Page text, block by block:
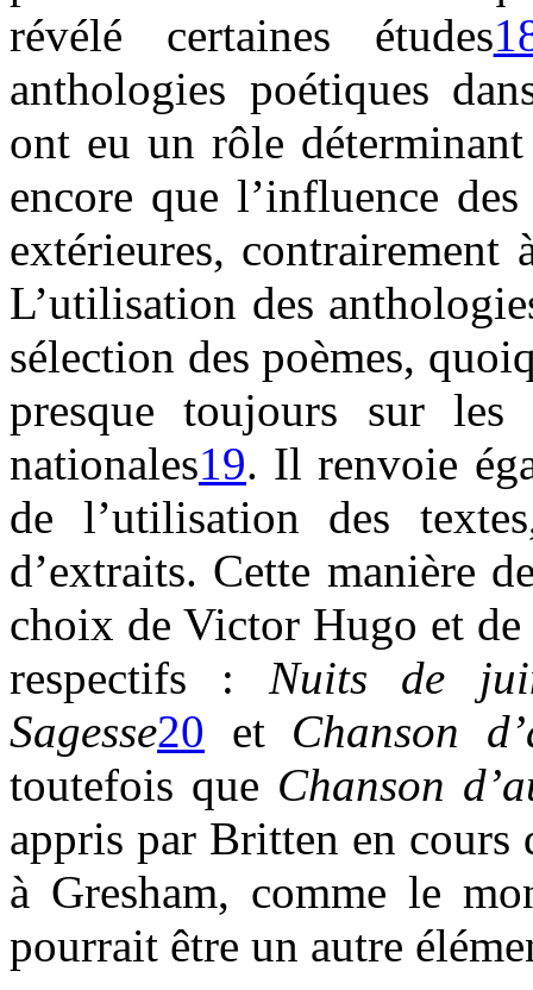
révélé certaines études
anthologies poétiques
ont eu un rôle
encore que l’influence
extérieures,
L’utilisation des
sélection des poèmes,
presque toujours sur les
nationales19. Il renvoie
de l’utilisation des
d’extraits. Cette manière
choix de Victor Hugo et de
respectifs : Nuits de
Sagesse20 et Chanson
toutefois que Chanson
appris par Britten en cours
à Gresham, comme le
pourrait être un autre